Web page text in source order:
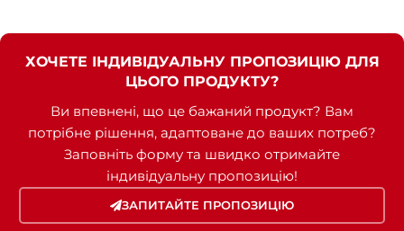
ПОТУЖНІСТЬ (КВА) 500 / 450
ПОТУЖНІСТЬ (КВТ)
ЗРАЗКОВИЙ ZEN 500 TBIA
ХОЧЕТЕ ІНДИВІДУАЛЬНУ ПРОПОЗИЦІЮ ДЛЯ
ЦЬОГО ПРОДУКТУ?
Ви впевнені, що це бажаний продукт? Вам
потрібне рішення, адаптоване до ваших потреб?
Заповніть форму та швидко отримайте
індивідуальну пропозицію!
ЗАПИТАЙТЕ ПРОПОЗИЦІЮ